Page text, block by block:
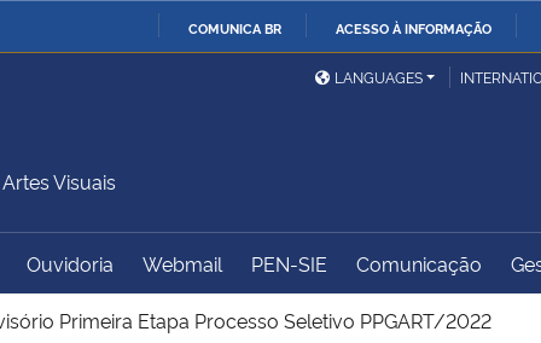
COMUNICA BR ACESSO À INFORMAÇÃO
Ministério da Defesa
Ministério das Relações
Exteriores
Ministério do
Desenvolvimento Regional
Controladoria-Geral da
União
LANGUAGES
Visuais
Ouvidoria Webmail PEN-SIE Comunicação
Primeira Etapa Processo Seletivo PPGART/2022